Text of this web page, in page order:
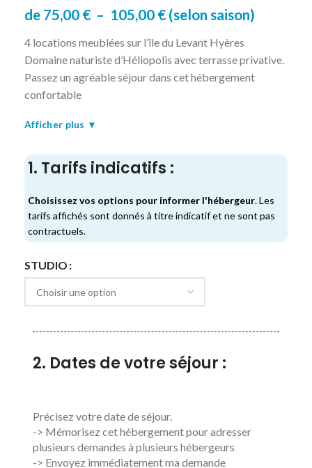
de 75,00 € – 105,00 € (selon saison)
4 locations meublées sur l’île du Levant Hyères
Domaine naturiste d’Héliopolis avec terrasse privative.
Passez un agréable séjour dans cet hébergement
confortable
Afficher plus ▼
1. Tarifs indicatifs :
Choisissez vos options pour informer l'hébergeur. Les
tarifs affichés sont donnés à titre indicatif et ne sont pas
contractuels.
STUDIO
2. Dates de votre séjour :
Précisez votre date de séjour.
-> Mémorisez cet hébergement pour adresser
plusieurs demandes à plusieurs hébergeurs
-> Envoyez immédiatement ma demande